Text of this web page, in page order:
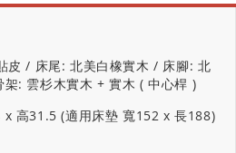
皮 / 床尾: 北美白橡實木 / 床腳: 北
: 雲杉木實木 + 實木 ( 中心桿 )
高31.5 (適用床墊 寬152 x 長188)